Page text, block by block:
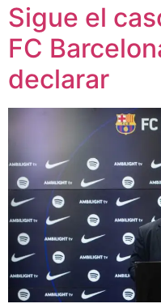
Sigue el
FC
declarar